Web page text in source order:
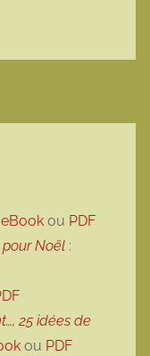
eBook ou PDF
Noël :
25 idées de
ou PDF